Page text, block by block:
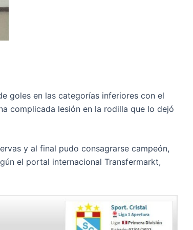
goles en las categorías inferiores con el
complicada lesión en la rodilla que lo dejó
y al final pudo consagrarse campeón,
el portal internacional Transfermarkt,